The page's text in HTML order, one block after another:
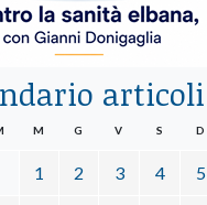
articoli
M G V S D
1 2 3 4 5